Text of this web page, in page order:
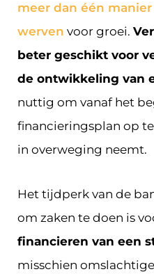
meer dan één
werven voor groei.
beter geschikt voor
de ontwikkeling van
nuttig om vanaf het
financieringsplan op
in overweging neemt.
Het tijdperk van de
om zaken te doen is
financieren van een
misschien